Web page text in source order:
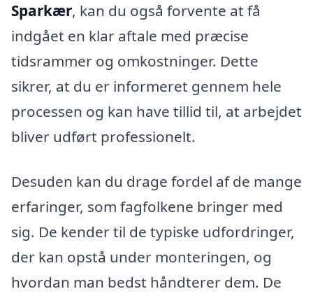
Sparkær, kan du også forvente at få
indgået en klar aftale med præcise
tidsrammer og omkostninger. Dette
sikrer, at du er informeret gennem hele
processen og kan have tillid til, at arbejdet
bliver udført professionelt.
Desuden kan du drage fordel af de mange
erfaringer, som fagfolkene bringer med
sig. De kender til de typiske udfordringer,
der kan opstå under monteringen, og
hvordan man bedst håndterer dem. De